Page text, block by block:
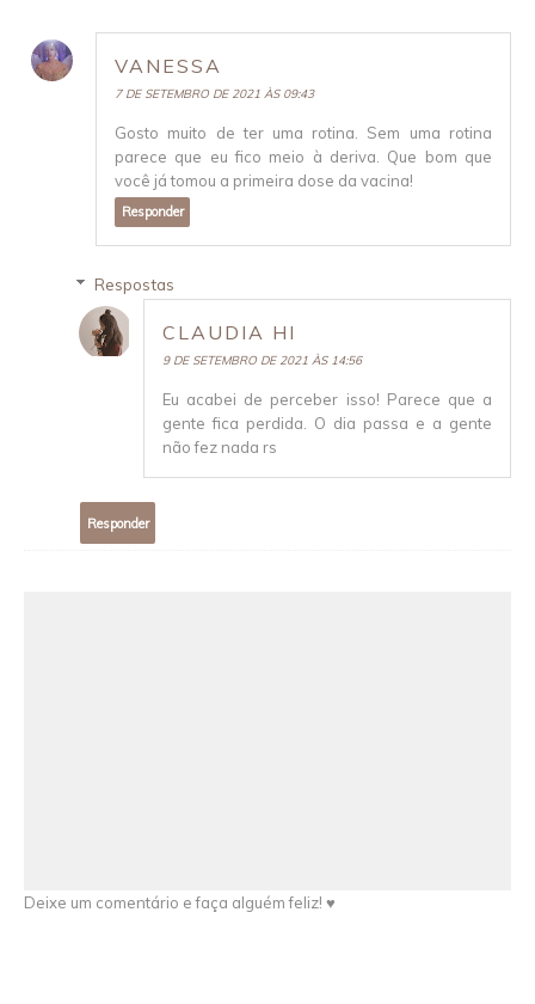
VANESSA
7 DE SETEMBRO DE 2021 ÀS 09:43
Gosto muito de ter uma rotina. Sem uma rotina
parece que eu fico meio à deriva. Que bom que
você já tomou a primeira dose da vacina!
Responder
Respostas
CLAUDIA HI
9 DE SETEMBRO DE 2021 ÀS 14:56
Eu acabei de perceber isso! Parece que a
gente fica perdida. O dia passa e a gente
não fez nada rs
Responder
Deixe um comentário e faça alguém feliz! ♥